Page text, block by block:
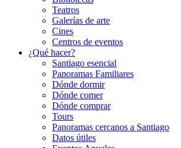
Teatros
Galerí­as de arte
Cines
Centros de eventos
¿Qué hacer?
Santiago esencial
Panoramas Familiares
Dónde dormir
Dónde comer
Dónde comprar
Tours
Panoramas cercanos a Santiago
Datos útiles